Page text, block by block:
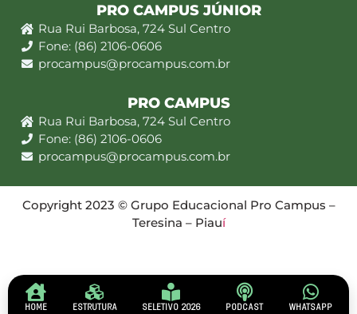
PRO CAMPUS JÚNIOR
Rua Rui Barbosa, 724 Sul Centro
Fone: (86) 2106-0606
procampus@procampus.com.br
PRO CAMPUS
Rua Rui Barbosa, 724 Sul Centro
Fone: (86) 2106-0606
procampus@procampus.com.br
Copyright 2023 © Grupo Educacional Pro Campus –
Teresina – Piauí
HOME ESTRUTURA SELETIVO 2026 PODCAST WHATSAPP